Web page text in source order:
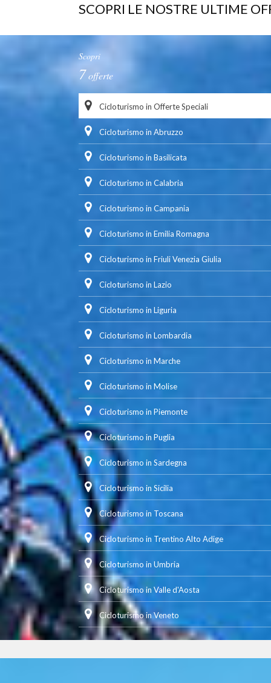
SCOPRI LE NOSTRE ULTIME
Scopri
7offerte
Cicloturismo in Offerte Speciali
Cicloturismo in Abruzzo
Cicloturismo in Basilicata
Cicloturismo in Calabria
Cicloturismo in Campania
Cicloturismo in Emilia Romagna
Cicloturismo in Friuli Venezia Giulia
Cicloturismo in Lazio
Cicloturismo in Liguria
Cicloturismo in Lombardia
Cicloturismo in Marche
Cicloturismo in Molise
Cicloturismo in Piemonte
Cicloturismo in Puglia
Cicloturismo in Sardegna
Cicloturismo in Sicilia
Cicloturismo in Toscana
Cicloturismo in Trentino Alto Adige
Cicloturismo in Umbria
Cicloturismo in Valle d'Aosta
Cicloturismo in Veneto